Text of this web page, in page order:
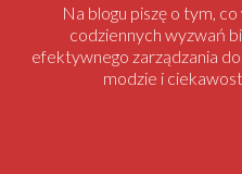
Na blogu piszę o tym,
codziennych wyzwań
efektywnego zarządzania
modzie i